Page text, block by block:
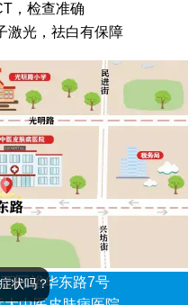
，检查准确
激光，祛白有保障
区裕华东路7号
状吗？